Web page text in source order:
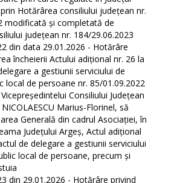
Hotărârea consiliului județean nr.
modificată și completată de
județean nr. 184/29.06.2023
din data 29.01.2026 - Hotărâre
încheierii Actului adițional nr. 26 la
a gestiunii serviciului de
local de persoane nr. 85/01.09.2022
Consiliului Județean
Marius-Florinel, să
Generală din cadrul Asociației, în
Județului Argeș, Actul adițional
de delegare a gestiunii serviciului
local de persoane, precum și
din 29.01.2026 - Hotărâre privind